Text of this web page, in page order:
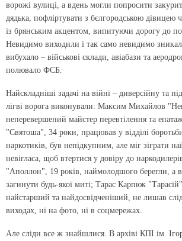
ворожі вулиці, а вдень могли попросити
дядька, пофліртувати з бєлгородською дівицею
із брянським акцентом, випитуючи дорогу до
Невидимо виходили і так само невидимо
вибухало – військові склади, авіабази та
полювало ФСБ.
Найскладніші задачі на війні – диверсійну та
лігві ворога виконували: Максим Михайлов
неперевершений майстер перевтілення та
"Святоша", 34 роки, працював у відділі
наркотиків, був непідкупним, але міг зіграти
невігласа, щоб втертися у довіру до
"Аполлон", 19 років, наймолодшого берегли, а
загинути будь-якої миті; Тарас Карпюк
найстарший та найдосвідченіший, не лишав
виходах, ні на фото, ні в соцмережах.
Але сліди все ж знайшлися. В архіві КПІ ім.